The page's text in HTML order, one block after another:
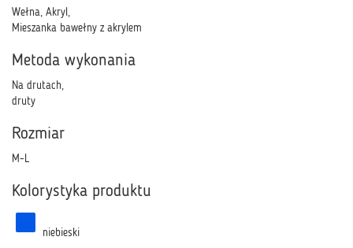
Wełna, Akryl,
Mieszanka bawełny z akrylem
Metoda wykonania
Na drutach,
druty
Rozmiar
M-L
Kolorystyka produktu
niebieski